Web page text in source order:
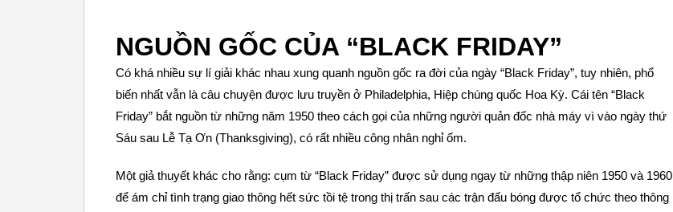
NGUỒN GỐC CỦA “BLACK FRIDAY”
Có khá nhiều sự lí giải khác nhau xung quanh nguồn gốc ra đời của ngày “Black Friday”, tuy nhiên, phổ
biến nhất vẫn là câu chuyện được lưu truyền ở Philadelphia, Hiệp chúng quốc Hoa Kỳ. Cái tên “Black
Friday” bắt nguồn từ những năm 1950 theo cách gọi của những người quản đốc nhà máy vì vào ngày thứ
Sáu sau Lễ Tạ Ơn (Thanksgiving), có rất nhiều công nhân nghỉ ốm.
Một giả thuyết khác cho rằng: cụm từ “Black Friday” được sử dụng ngay từ những thập niên 1950 và 1960
để ám chỉ tình trạng giao thông hết sức tồi tệ trong thị trấn sau các trận đấu bóng được tổ chức theo thông